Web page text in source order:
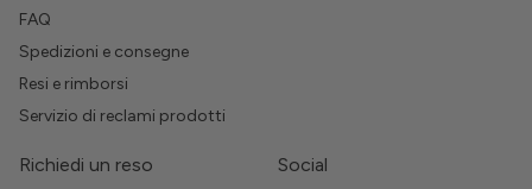
FAQ
Spedizioni e consegne
Resi e rimborsi
Servizio di reclami prodotti
Richiedi un reso Social